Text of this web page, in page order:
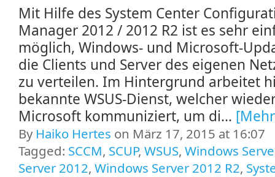
Mit Hilfe des System Center
Manager 2012 / 2012 R2 ist es sehr
möglich, Windows- und Microsoft-
die Clients und Server des eigenen
zu verteilen. Im Hintergrund arbeitet
bekannte WSUS-Dienst, welcher
Microsoft kommuniziert, um di...
By Haiko Hertes on März 17, 2015 at 16:07
Tagged: SCCM, SCUP, WSUS, Windows
Server 2012, Windows Server 2012 R2,